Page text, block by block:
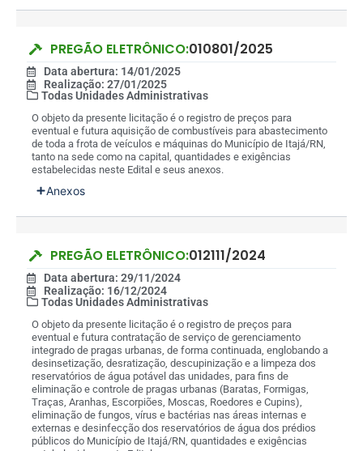
PREGÃO ELETRÔNICO:010801/2025
Data abertura: 14/01/2025
Realização: 27/01/2025
Todas Unidades Administrativas
O objeto da presente licitação é o registro de preços para
eventual e futura aquisição de combustíveis para abastecimento
de toda a frota de veículos e máquinas do Município de Itajá/RN,
tanto na sede como na capital, quantidades e exigências
estabelecidas neste Edital e seus anexos.
Anexos
PREGÃO ELETRÔNICO:012111/2024
Data abertura: 29/11/2024
Realização: 16/12/2024
Todas Unidades Administrativas
O objeto da presente licitação é o registro de preços para
eventual e futura contratação de serviço de gerenciamento
integrado de pragas urbanas, de forma continuada, englobando a
desinsetização, desratização, descupinização e a limpeza dos
reservatórios de água potável das unidades, para fins de
eliminação e controle de pragas urbanas (Baratas, Formigas,
Traças, Aranhas, Escorpiões, Moscas, Roedores e Cupins),
eliminação de fungos, vírus e bactérias nas áreas internas e
externas e desinfecção dos reservatórios de água dos prédios
públicos do Município de Itajá/RN, quantidades e exigências